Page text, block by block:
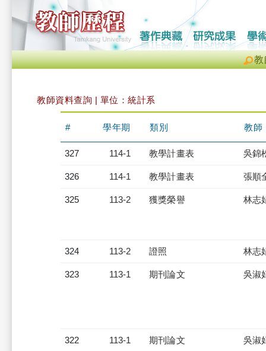
教
教師資料查詢 | 單位：統計系
# 學年期 類別 教師
327 114-1 教學計畫表 吳錦
326 114-1 教學計畫表 張順
325 113-2 獲獎榮譽 林志
324 113-2 證照 林志
323 113-1 期刊論文 吳淑
322 113-1 期刊論文 吳淑